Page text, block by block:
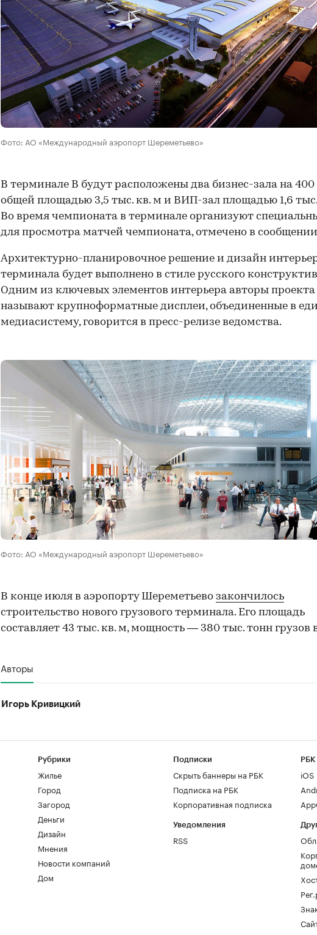
Фото: АО «Международный аэропорт Шереметьево»
В терминале B будут расположены два бизнес-зала на 400
общей площадью 3,5 тыс. кв. м и ВИП-зал площадью 1,6
Во время чемпионата в терминале организуют
для просмотра матчей чемпионата, отмечено в
Архитектурно-планировочное решение и дизайн
терминала будет выполнено в стиле русского
Одним из ключевых элементов интерьера авторы проекта
называют крупноформатные дисплеи, объединенные в
медиасистему, говорится в пресс-релизе ведомства.
Фото: АО «Международный аэропорт Шереметьево»
В конце июля в аэропорту Шереметьево закончилось
строительство нового грузового терминала. Его площадь
составляет 43 тыс. кв. м, мощность — 380 тыс. тонн грузов
Авторы
Игорь Кривицкий
Рубрики
Жилье
Город
Загород
Деньги
Дизайн
Мнения
Новости компаний
Дом
Подписки
Скрыть баннеры на РБК
Подписка на РБК
Корпоративная подписка
Уведомления
RSS
РБК
iOS